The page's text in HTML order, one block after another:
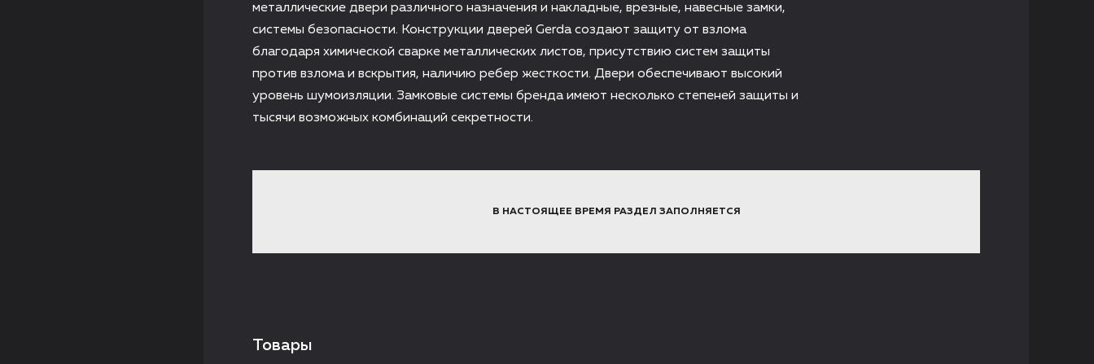
металлические двери различного назначения и накладные, врезные, навесные замки,
системы безопасности. Конструкции дверей Gerda создают защиту от взлома
благодаря химической сварке металлических листов, присутствию систем защиты
против взлома и вскрытия, наличию ребер жесткости. Двери обеспечивают высокий
уровень шумоизляции. Замковые системы бренда имеют несколько степеней защиты и
тысячи возможных комбинаций секретности.
В НАСТОЯЩЕЕ ВРЕМЯ РАЗДЕЛ ЗАПОЛНЯЕТСЯ
Товары